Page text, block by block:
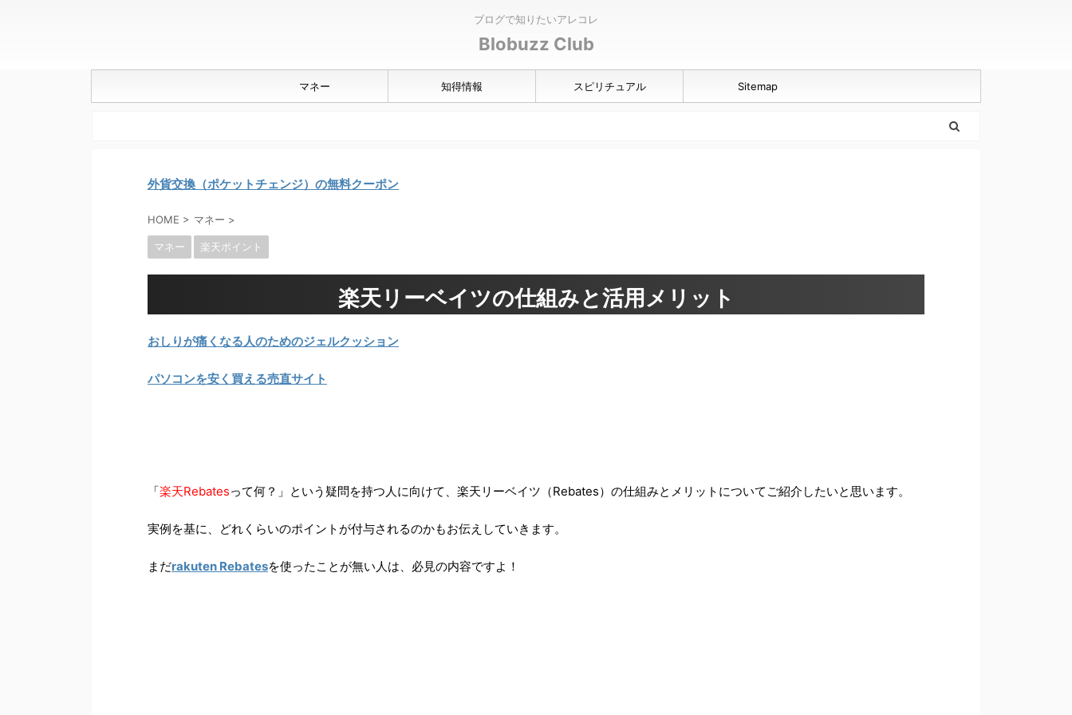
ブログで知りたいアレコレ
Blobuzz Club
マネー 知得情報 スピリチュアル Sitemap
外貨交換（ポケットチェンジ）の無料クーポン
HOME > マネー >
マネー 楽天ポイント
楽天リーベイツの仕組みと活用メリット
おしりが痛くなる人のためのジェルクッション
パソコンを安く買える売直サイト
「楽天Rebatesって何？」という疑問を持つ人に向けて、楽天リーベイツ（Rebates）の仕組みとメリットについてご紹介したいと思います。
実例を基に、どれくらいのポイントが付与されるのかもお伝えしていきます。
まだrakuten Rebatesを使ったことが無い人は、必見の内容ですよ！